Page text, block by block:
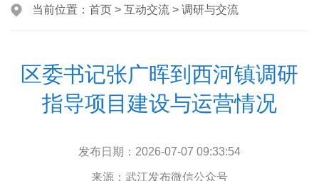
当前位置： 首页 > 互动交流 > 调研与交流
区委书记张广晖到西河镇调研
指导项目建设与运营情况
发布日期： 2026-07-07 09:33:54
来源： 武江发布微信公众号